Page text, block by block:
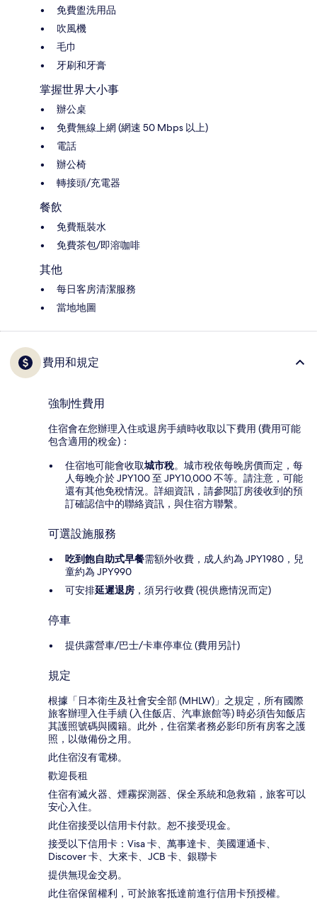
免費盥洗用品
吹風機
毛巾
牙刷和牙膏
掌握世界大小事
辦公桌
免費無線上網 (網速 50 Mbps 以上)
電話
辦公椅
轉接頭/充電器
餐飲
免費瓶裝水
免費茶包/即溶咖啡
其他
每日客房清潔服務
當地地圖
費用和規定
強制性費用
住宿會在您辦理入住或退房手續時收取以下費用 (費用可能
包含適用的稅金)：
住宿地可能會收取城市稅。城市稅依每晚房價而定，每
人每晚介於 JPY100 至 JPY10,000 不等。請注意，可能
還有其他免稅情況。詳細資訊，請參閱訂房後收到的預
訂確認信中的聯絡資訊，與住宿方聯繫。
可選設施服務
吃到飽自助式早餐需額外收費，成人約為 JPY1980，兒
童約為 JPY990
可安排延遲退房 ，須另行收費 (視供應情況而定)
停車
提供露營車/巴士/卡車停車位 (費用另計)
規定
根據「日本衛生及社會安全部 (MHLW)」之規定，所有國際
旅客辦理入住手續 (入住飯店、汽車旅館等) 時必須告知飯店
其護照號碼與國籍。此外，住宿業者務必影印所有房客之護
照，以做備份之用。
此住宿沒有電梯。
歡迎長租
住宿有滅火器、煙霧探測器、保全系統和急救箱，旅客可以
安心入住。
此住宿接受以信用卡付款。恕不接受現金。
接受以下信用卡：Visa 卡、萬事達卡、美國運通卡、
Discover 卡、大來卡、JCB 卡、銀聯卡
提供無現金交易。
此住宿保留權利，可於旅客抵達前進行信用卡預授權。